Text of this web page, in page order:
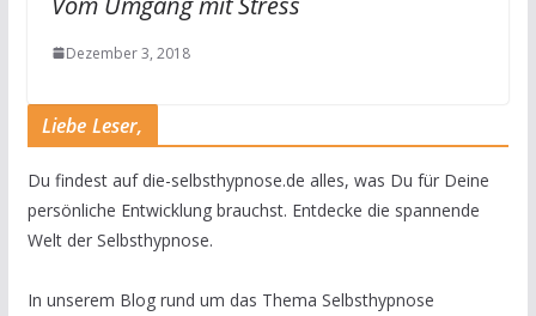
Dezember 3, 2018
Liebe Leser,
Du findest auf die-selbsthypnose.de alles, was Du für Deine
persönliche Entwicklung brauchst. Entdecke die spannende
Welt der Selbsthypnose.
In unserem Blog rund um das Thema Selbsthypnose